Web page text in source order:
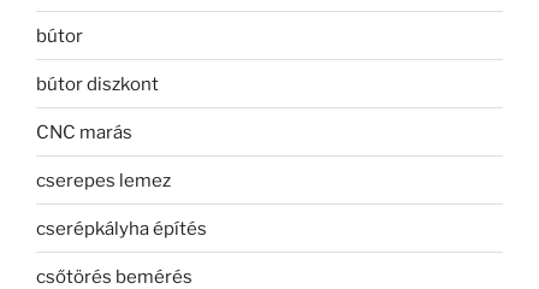
bútor
bútor diszkont
CNC marás
cserepes lemez
cserépkályha építés
csőtörés bemérés